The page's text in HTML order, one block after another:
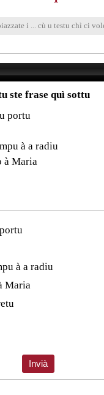
i ... cù u testu chì ci
ste frase quì sottu
portu
à a radiu
à Maria
à a radiu
Maria